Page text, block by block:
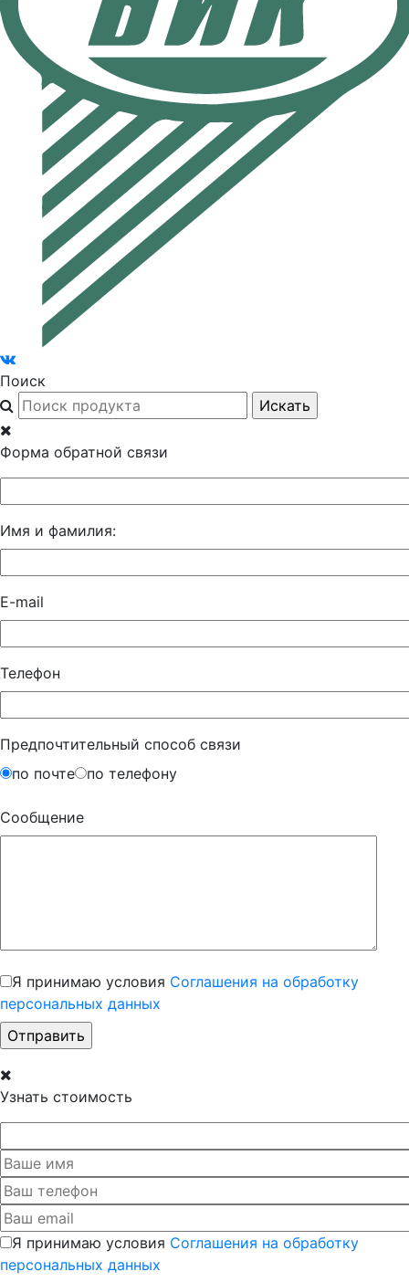
Поиск
Форма обратной связи
Имя и фамилия:
E-mail
Телефон
Предпочтительный способ связи
по почте
по телефону
Сообщение
Я принимаю условия Соглашения на обработку
персональных данных
Узнать стоимость
Я принимаю условия Соглашения на обработку
персональных данных